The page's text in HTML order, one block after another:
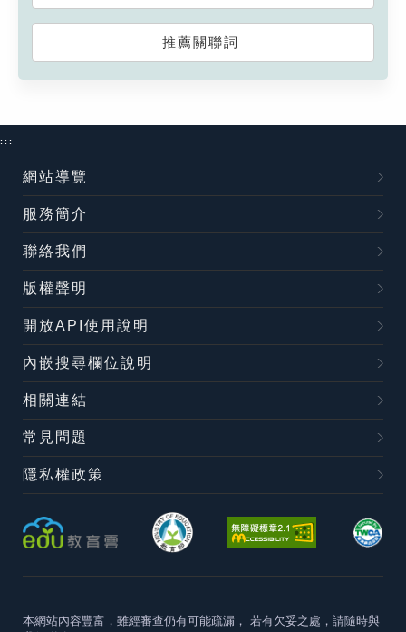
推薦關聯詞
:::
網站導覽
服務簡介
聯絡我們
版權聲明
開放API使用說明
內嵌搜尋欄位說明
相關連結
常見問題
隱私權政策
本網站內容豐富，雖經審查仍有可能疏漏， 若有欠妥之處，請隨時與